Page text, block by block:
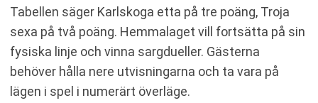
Tabellen säger Karlskoga etta på tre poäng, Troja
sexa på två poäng. Hemmalaget vill fortsätta på sin
fysiska linje och vinna sargdueller. Gästerna
behöver hålla nere utvisningarna och ta vara på
lägen i spel i numerärt överläge.